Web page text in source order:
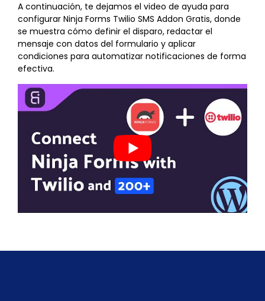
A continuación, te dejamos el video de ayuda para
configurar Ninja Forms Twilio SMS Addon Gratis, donde
se muestra cómo definir el disparo, redactar el
mensaje con datos del formulario y aplicar
condiciones para automatizar notificaciones de forma
efectiva.